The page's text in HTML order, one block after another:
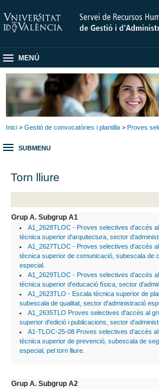
MENÚ
Inici > Gestió de convocatòries i plantilla > Proves
SUBMENU
Torn lliure
Grup A. Subgrup A1
A1_2628TLOC - Proves selectives d'accés
tècnica superior d'arquitectura, sector
A1_2627TLOC - Proves selectives d'accés
tècnica superior de comunicació, subescala de
especial.
A1_2629TLOC - Proves selectives d'accés
tècnica superior d'educació física, sector
A1_2623TLO - Escala tècnica superior de
subescala de qualitat, sector d'administració
A1_2635TLO Proves selectives d'accés al
superior d'edició i publicacions, sector
A1-TLOC-25-08 Proves selectives d'accés
tècnica superior de prevenció, subescala de
especial, pel torn lliure.
Grup A. Subgrup A2